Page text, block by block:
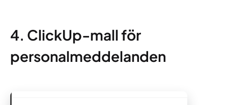
4. ClickUp-mall för
personalmeddelanden